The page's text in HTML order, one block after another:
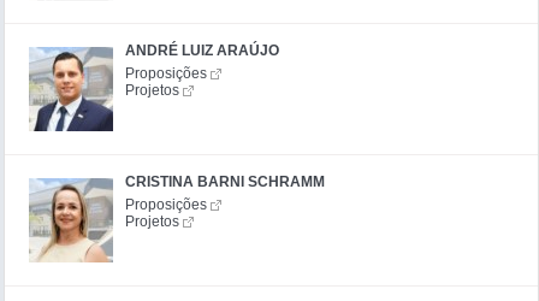
ANDRÉ LUIZ ARAÚJO
Proposições
Projetos
CRISTINA BARNI SCHRAMM
Proposições
Projetos